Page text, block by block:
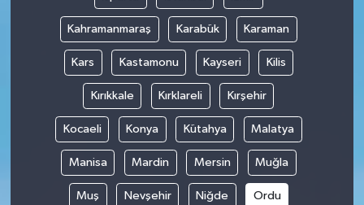
Kahramanmaraş Karabük Karaman
Kars Kastamonu Kayseri Kilis
Kırıkkale Kırklareli Kırşehir
Kocaeli Konya Kütahya Malatya
Manisa Mardin Mersin Muğla
Muş Nevşehir Niğde Ordu